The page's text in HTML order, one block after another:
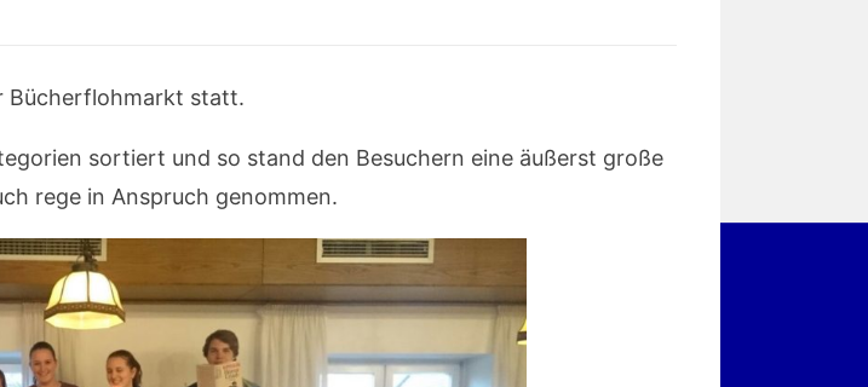
Bücherflohmarkt statt.
sortiert und so stand den Besuchern eine äußerst große
rege in Anspruch genommen.